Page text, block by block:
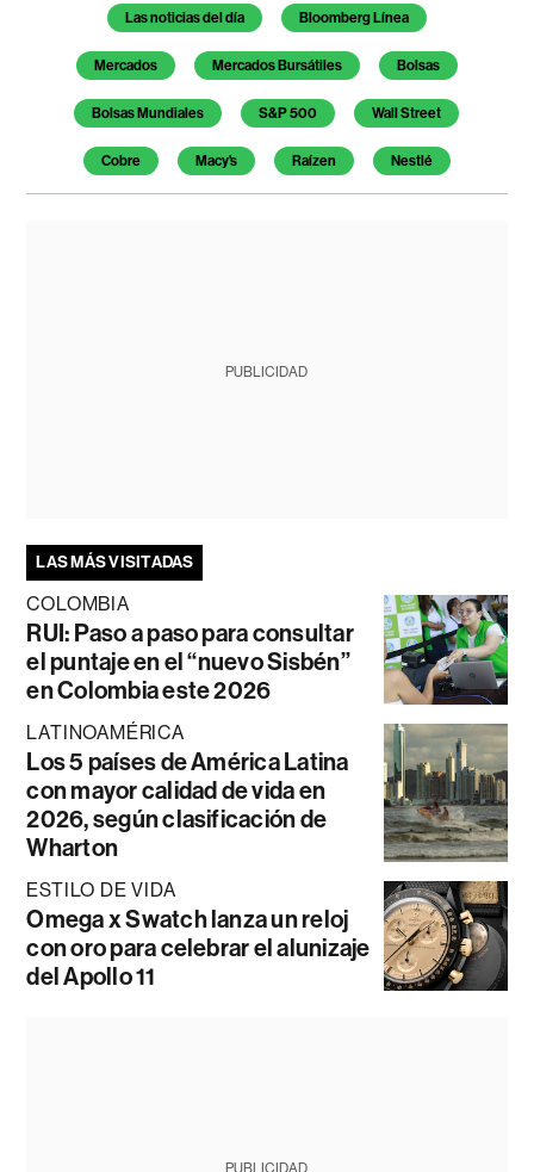
Temas de este artículo
Las noticias del día Bloomberg Línea
Mercados Mercados Bursátiles Bolsas
Bolsas Mundiales S&P 500 Wall Street
Cobre Macy's Raízen Nestlé
PUBLICIDAD
LAS MÁS VISITADAS
COLOMBIA
RUI: Paso a paso para consultar
el puntaje en el “nuevo Sisbén”
en Colombia este 2026
LATINOAMÉRICA
Los 5 países de América Latina
con mayor calidad de vida en
2026, según clasificación de
Wharton
ESTILO DE VIDA
Omega x Swatch lanza un reloj
con oro para celebrar el alunizaje
del Apollo 11